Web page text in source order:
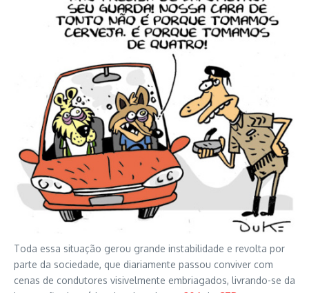
Toda essa situação gerou grande instabilidade e revolta por
parte da sociedade, que diariamente passou conviver com
cenas de condutores visivelmente embriagados, livrando-se da